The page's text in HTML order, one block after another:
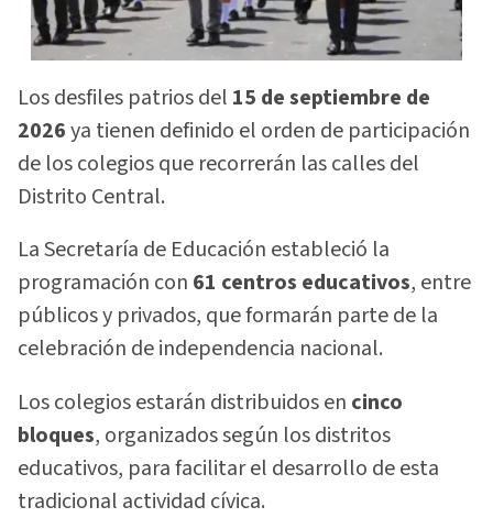
Los desfiles patrios del 15 de septiembre de
2026ya tienen definido el orden de participación
de los colegios que recorrerán las calles del
Distrito Central.
La Secretaría de Educación estableció la
programación con 61 centros educativos, entre
públicos y privados, que formarán parte de la
celebración de independencia nacional.
Los colegios estarán distribuidos en cinco
bloques, organizados según los distritos
educativos, para facilitar el desarrollo de esta
tradicional actividad cívica.